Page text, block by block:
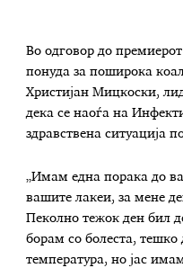
Во одговор до
понуда за поширока
Христијан Мицкоски,
дека се наоѓа на
здравствена ситуација
„Имам една порака до
вашите лакеи, за мене
Пеколно тежок ден бил
борам со болеста,
температура, но јас